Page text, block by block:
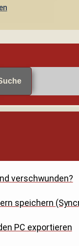
verschwunden?
speichern
PC exportieren